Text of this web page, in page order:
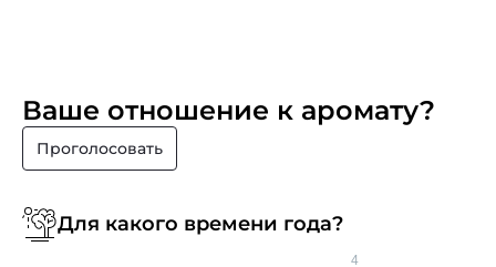
Ваше отношение к аромату?
Проголосовать
Для какого времени года?